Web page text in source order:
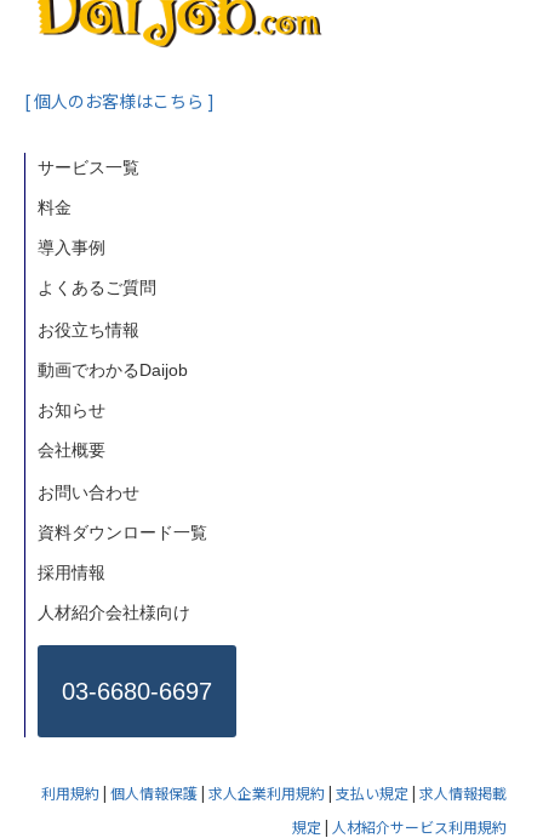
[ 個人のお客様はこちら ]
サービス一覧
料金
導入事例
よくあるご質問
お役立ち情報
動画でわかるDaijob
お知らせ
会社概要
お問い合わせ
資料ダウンロード一覧
採用情報
人材紹介会社様向け
03-6680-6697
利用規約| 個人情報保護| 求人企業利用規約| 支払い規定 | 求人情報掲載
規定 | 人材紹介サービス利用規約